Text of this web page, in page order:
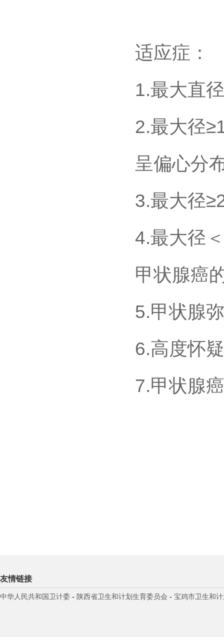
适应症：
1.最大直
2.最大径
呈偏心分
3.最大径
4.最大径
甲状腺癌
5.甲状腺
6.高度怀
7.甲状腺
友情链接
中华人民共和国卫计委 - 陕西省卫生和计划生育委员会 - 宝鸡市卫生和